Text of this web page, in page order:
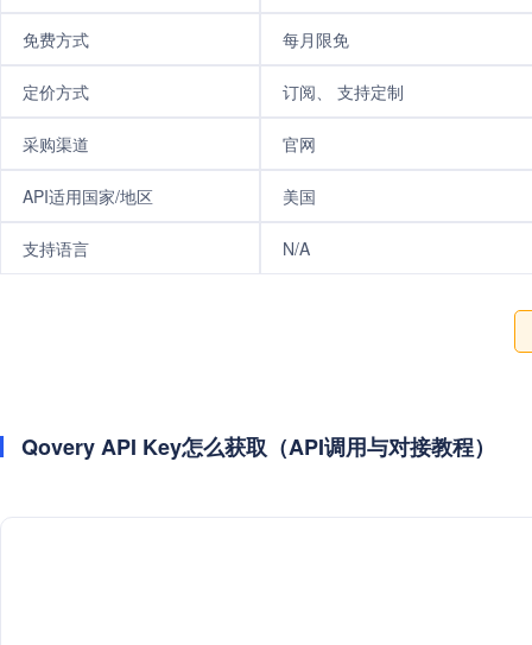
免费方式 每月限免
定价方式 订阅、 支持定制
采购渠道 官网
API适用国家/地区 美国
支持语言 N/A
Qovery API Key怎么获取（API调用与对接教程）